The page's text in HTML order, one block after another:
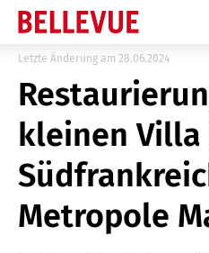
Letzte Änderung am 28.06.2024
kleinen Villa
Metropole